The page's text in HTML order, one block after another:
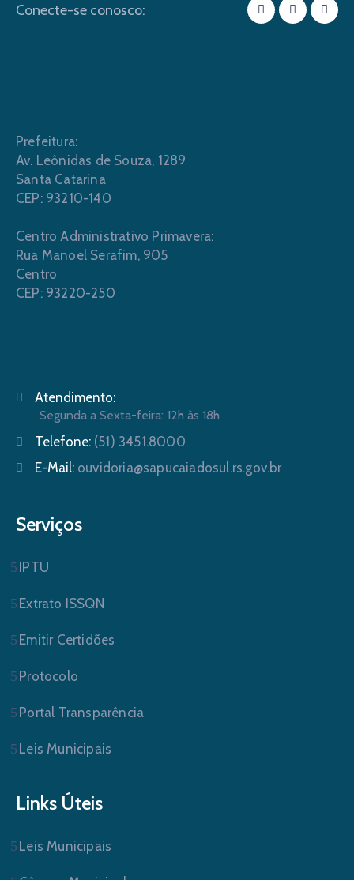
Conecte-se conosco:
Prefeitura:
Av. Leônidas de Souza, 1289
Santa Catarina
CEP: 93210-140
Centro Administrativo Primavera:
Rua Manoel Serafim, 905
Centro
CEP: 93220-250
Atendimento:
Segunda a Sexta-feira: 12h às 18h
Telefone: (51) 3451.8000
E-Mail: ouvidoria@sapucaiadosul.rs.gov.br
Serviços
IPTU
Extrato ISSQN
Emitir Certidões
Protocolo
Portal Transparência
Leis Municipais
Links Úteis
Leis Municipais